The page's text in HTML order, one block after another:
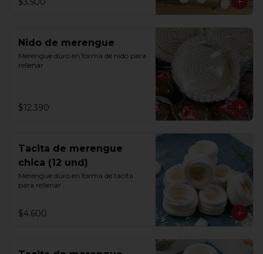
Nido de merengue
Merengue duro en forma de nido para
rellenar
$12.390
Tacita de merengue
chica (12 und)
Merengue duro en forma de tacita
para rellenar
$4.600